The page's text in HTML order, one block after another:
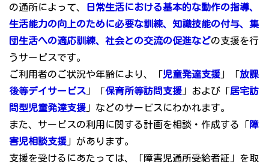
の通所によって、
日常生活における基本的な動作の指導、
生活能力の向上のために必要な訓練、知識技能の付与、集
団生活への適応訓練、社会との交流の促進などの支援を行
うサービスです。
ご利用者のご状況や年齢により、「児童発達支援 」「放課
後等デイサービス 」「保育所等訪問支援 」および「居宅訪
問型児童発達支援 」などのサービスにわかれます。
また、サービスの利用に関する計画を相談・作成する「障
害児相談支援 」があります。
支援を受けるにあたっては、「障害児通所受給者証」を取